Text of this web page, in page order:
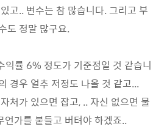
고.. 변수는 참 많습니다. 그리고 부
도 정말 많구요.
익률 6% 정도가 기준점일 것 같습니
경우 얼추 저정도 나올 것 같고...
처가 있으면 잡고, .. 자신 없으면 물
언가를 붙들고 버텨야 하겠죠..